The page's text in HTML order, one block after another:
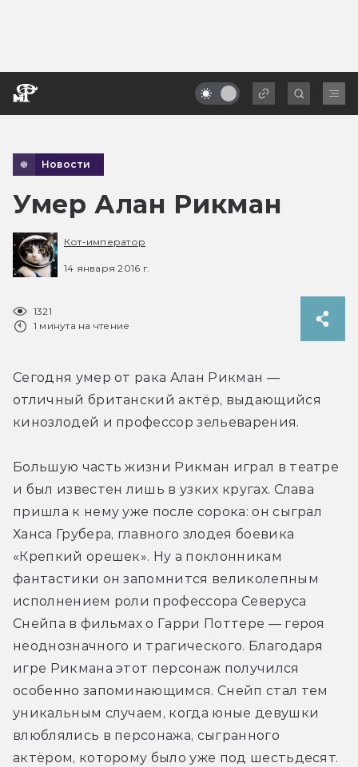
Новости
Умер Алан Рикман
Кот-император
14 января 2016 г.
1321
1 минута на чтение
Сегодня умер от рака Алан Рикман —
отличный британский актёр, выдающийся
кинозлодей и профессор зельеварения.
Большую часть жизни Рикман играл в театре
и был известен лишь в узких кругах. Слава
пришла к нему уже после сорока: он сыграл
Ханса Грубера, главного злодея боевика
«Крепкий орешек». Ну а поклонникам
фантастики он запомнится великолепным
исполнением роли профессора Северуса
Снейпа в фильмах о Гарри Поттере — героя
неоднозначного и трагического. Благодаря
игре Рикмана этот персонаж получился
особенно запоминающимся. Снейп стал тем
уникальным случаем, когда юные девушки
влюблялись в персонажа, сыгранного
актёром, которому было уже под шестьдесят.